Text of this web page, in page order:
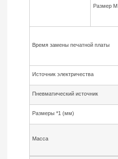
Размер М
Время замены печатной платы
Источник электричества
Пневматический источник
Размеры *1 (мм)
Масса